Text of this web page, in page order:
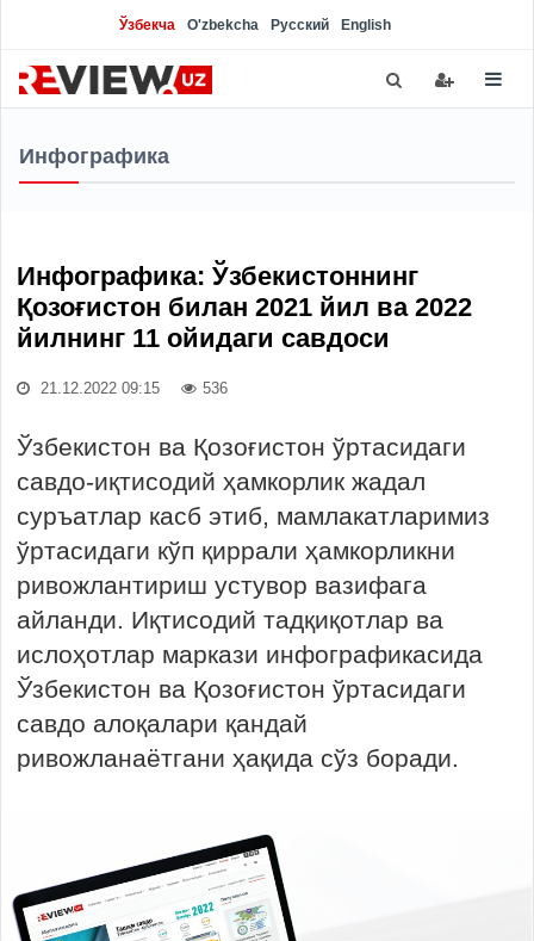
Ўзбекча O'zbekcha Русский English
Инфографика
Инфографика: Ўзбекистоннинг
Қозоғистон билан 2021 йил ва 2022
йилнинг 11 ойидаги савдоси
21.12.2022 09:15 536
Ўзбекистон ва Қозоғистон ўртасидаги
савдо-иқтисодий ҳамкорлик жадал
суръатлар касб этиб, мамлакатларимиз
ўртасидаги кўп қиррали ҳамкорликни
ривожлантириш устувор вазифага
айланди. Иқтисодий тадқиқотлар ва
ислоҳотлар маркази инфографикасида
Ўзбекистон ва Қозоғистон ўртасидаги
савдо алоқалари қандай
ривожланаётгани ҳақида сўз боради.